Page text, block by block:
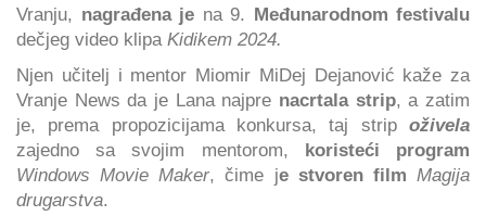
Vranju, nagrađena je na 9. Međunarodnom festivalu
dečjeg video klipa Kidikem 2024.
Njen učitelj i mentor Miomir MiDej Dejanović kaže za
Vranje News da je Lana najpre nacrtala strip, a zatim
je, prema propozicijama konkursa, taj strip oživela
zajedno sa svojim mentorom,
koristeći program
Windows Movie Maker, čime je stvoren film Magija
drugarstva.